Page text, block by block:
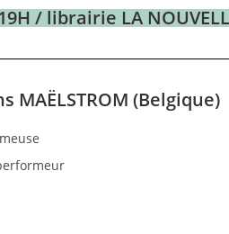
/ librairie LA
MAËLSTROM (Belgique)